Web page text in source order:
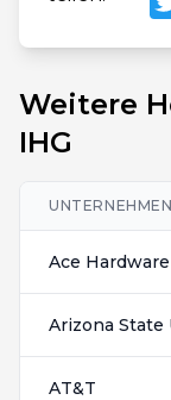
Weitere
IHG
UNTERNEHMEN
Ace Hardware
Arizona
AT&T